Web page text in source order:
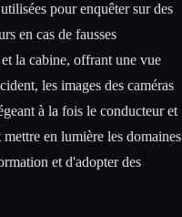
pour enquêter sur des
en cas de fausses
la cabine, offrant une vue
les images des caméras
à la fois le conducteur et
en lumière les domaines
et d'adopter des